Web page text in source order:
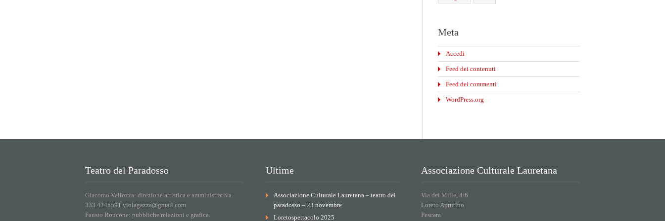
Meta
Accedi
Feed dei contenuti
Feed dei commenti
WordPress.org
Teatro del Paradosso
Giacomo Vallozza: direzione artistica e amministrativa.
333.4345591 violagazza@gmail.com
Fausto Roncone: pubbliche relazioni e grafica.
Ultime
Associazione Culturale Lauretana – teatro del
paradosso – 23 novembre
Loretospettacolo 2025
Associazione Culturale Lauretana
Via dei Mille, 4/6
Loreto Aprutino
Pescara